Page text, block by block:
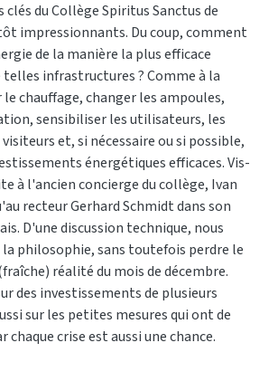
clés du Collège Spiritus Sanctus de
impressionnants. Du coup, comment
de la manière la plus efficace
telles infrastructures ? Comme à la
le chauffage, changer les ampoules,
sensibiliser les utilisateurs, les
et, si nécessaire ou si possible,
énergétiques efficaces. Vis-
à l'ancien concierge du collège, Ivan
recteur Gerhard Schmidt dans son
D'une discussion technique, nous
la philosophie, sans toutefois perdre le
réalité du mois de décembre.
des investissements de plusieurs
sur les petites mesures qui ont de
chaque crise est aussi une chance.